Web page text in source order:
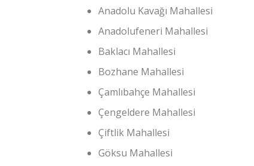
Anadolu Kavağı Mahallesi
Anadolufeneri Mahallesi
Baklacı Mahallesi
Bozhane Mahallesi
Çamlıbahçe Mahallesi
Çengeldere Mahallesi
Çiftlik Mahallesi
Göksu Mahallesi